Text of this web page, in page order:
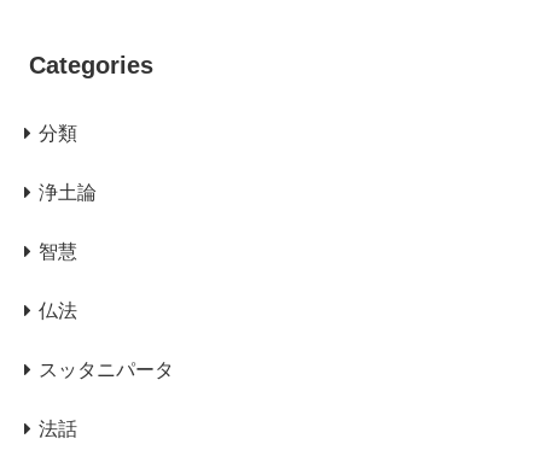
Categories
分類
浄土論
智慧
仏法
スッタニパータ
法話